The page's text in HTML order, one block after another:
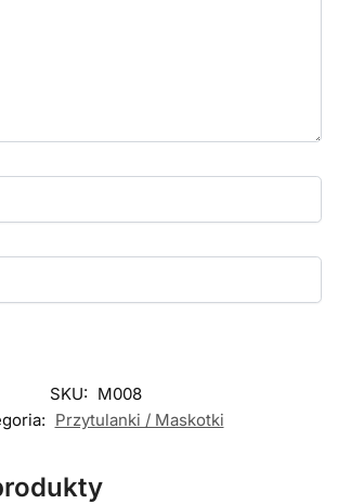
SKU: M008
Przytulanki / Maskotki